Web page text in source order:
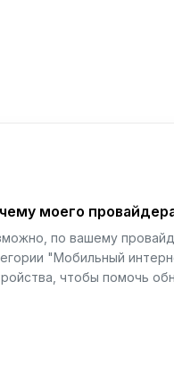
моего
по вашему
"Мобильный
чтобы помочь